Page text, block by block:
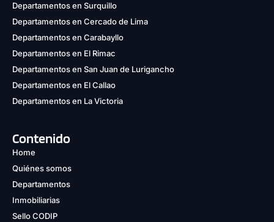
Departamentos en Surquillo
Departamentos en Cercado de Lima
Departamentos en Carabayllo
Departamentos en El Rimac
Departamentos en San Juan de Lurigancho
Departamentos en El Callao
Departamentos en La Victoria
Contenido
Home
Quiénes somos
Departamentos
Inmobiliarias
Sello CODIP